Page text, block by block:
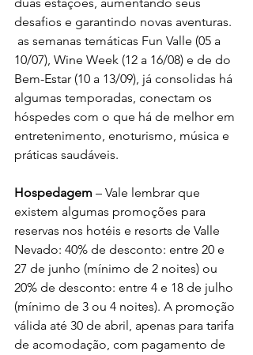
desafios e garantindo novas aventuras.
as semanas temáticas Fun Valle (05 a
10/07), Wine Week (12 a 16/08) e de do
Bem-Estar (10 a 13/09), já consolidas há
algumas temporadas, conectam os
hóspedes com o que há de melhor em
entretenimento, enoturismo, música e
práticas saudáveis.
Hospedagem – Vale lembrar que
existem algumas promoções para
reservas nos hotéis e resorts de Valle
Nevado: 40% de desconto: entre 20 e
27 de junho (mínimo de 2 noites) ou
20% de desconto: entre 4 e 18 de julho
(mínimo de 3 ou 4 noites). A promoção
válida até 30 de abril, apenas para tarifa
de acomodação, com pagamento de